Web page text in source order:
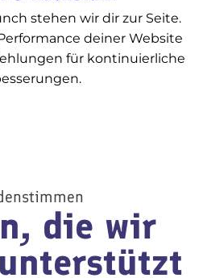
stehen wir dir zur Seite.
deiner Website
für kontinuierliche
die wir